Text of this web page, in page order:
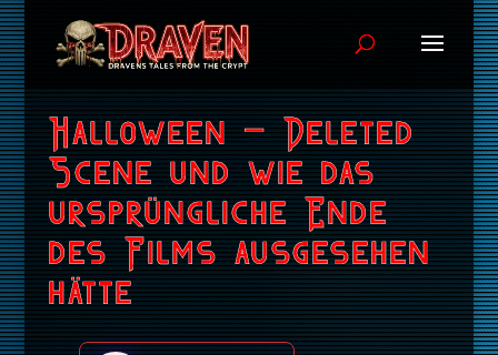
Halloween – Deleted
Scene und wie das
ursprüngliche Ende
des Films ausgesehen
hätte